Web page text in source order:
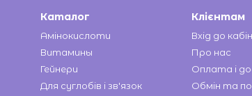
Каталог
Амінокислоти
Витамины
Гейнери
Для суглобів і зв'язок
Клієнтам
Вхід до
Про нас
Оплата і
Обмін та